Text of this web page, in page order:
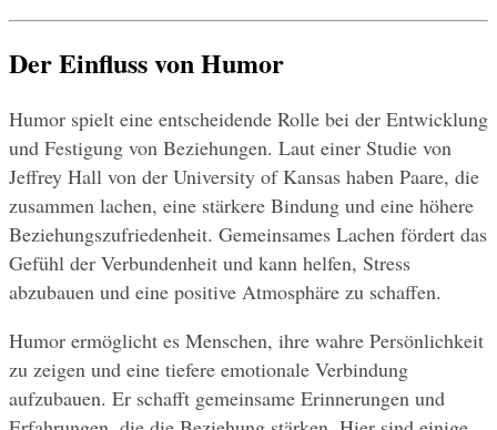
Der Einfluss von Humor
Humor spielt eine entscheidende Rolle bei der Entwicklung
und Festigung von Beziehungen. Laut einer Studie von
Jeffrey Hall von der University of Kansas haben Paare, die
zusammen lachen, eine stärkere Bindung und eine höhere
Beziehungszufriedenheit. Gemeinsames Lachen fördert das
Gefühl der Verbundenheit und kann helfen, Stress
abzubauen und eine positive Atmosphäre zu schaffen.
Humor ermöglicht es Menschen, ihre wahre Persönlichkeit
zu zeigen und eine tiefere emotionale Verbindung
aufzubauen. Er schafft gemeinsame Erinnerungen und